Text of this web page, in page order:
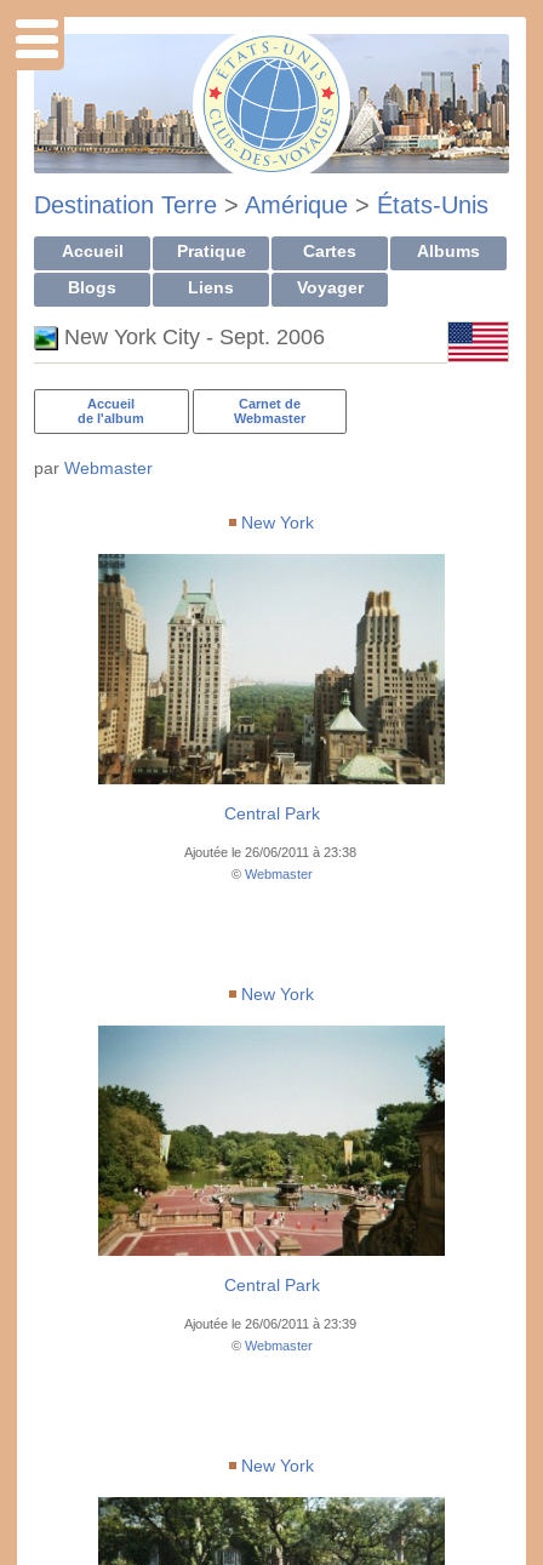
Destination Terre > Amérique > États-Unis
Accueil Pratique Cartes
Albums
Blogs
Liens Voyager
New York City - Sept. 2006
Accueil
de l'album
Carnet de
Webmaster
par Webmaster
New York
Central Park
Ajoutée le 26/06/2011 à 23:38
© Webmaster
New York
Central Park
Ajoutée le 26/06/2011 à 23:39
© Webmaster
New York